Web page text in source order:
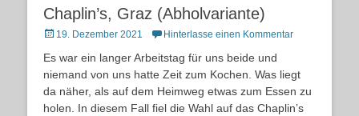
Chaplin’s, Graz (Abholvariante)
Posted19. Dezember 2021 Hinterlasse einen Kommentar
Es war ein langer Arbeitstag für uns beide und
niemand von uns hatte Zeit zum Kochen. Was liegt
da näher, als auf dem Heimweg etwas zum Essen zu
holen. In diesem Fall fiel die Wahl auf das Chaplin’s